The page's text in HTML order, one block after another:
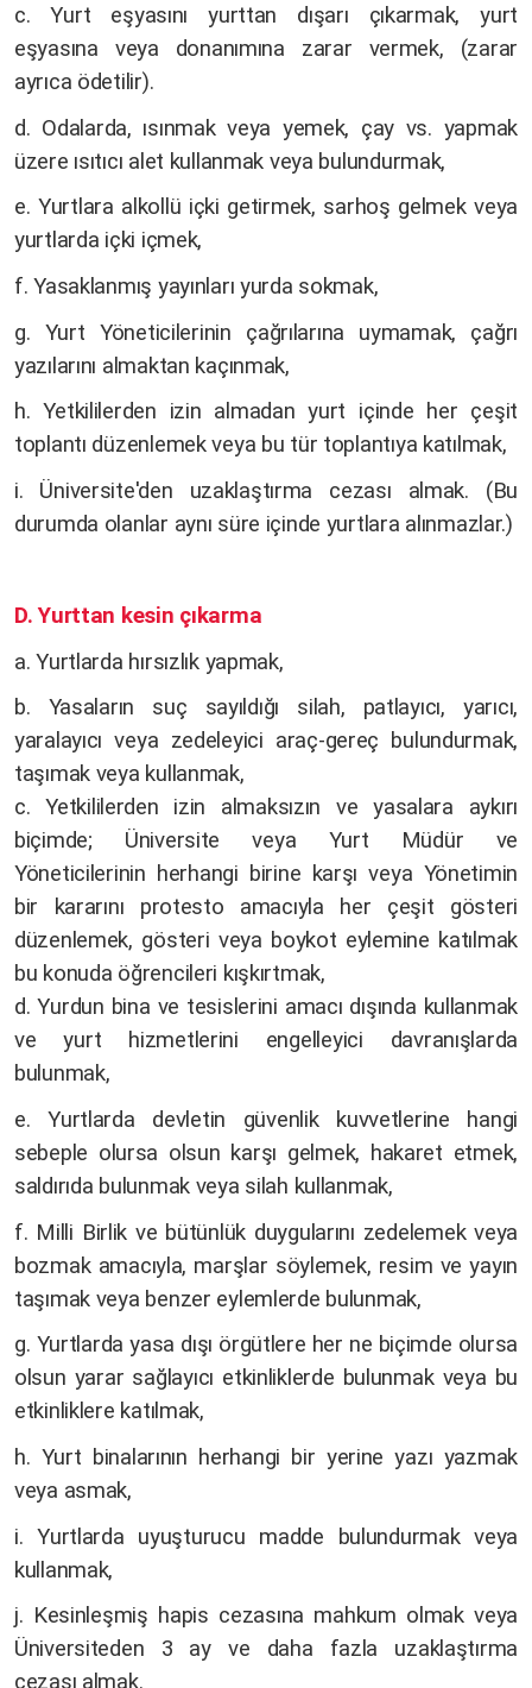
c. Yurt eşyasını yurttan dışarı çıkarmak, yurt
eşyasına veya donanımına zarar vermek, (zarar
ayrıca ödetilir).
d. Odalarda, ısınmak veya yemek, çay vs. yapmak
üzere ısıtıcı alet kullanmak veya bulundurmak,
e. Yurtlara alkollü içki getirmek, sarhoş gelmek veya
yurtlarda içki içmek,
f. Yasaklanmış yayınları yurda sokmak,
g. Yurt Yöneticilerinin çağrılarına uymamak, çağrı
yazılarını almaktan kaçınmak,
h. Yetkililerden izin almadan yurt içinde her çeşit
toplantı düzenlemek veya bu tür toplantıya katılmak,
i. Üniversite'den uzaklaştırma cezası almak. (Bu
durumda olanlar aynı süre içinde yurtlara alınmazlar.)
D. Yurttan kesin çıkarma
a. Yurtlarda hırsızlık yapmak,
b. Yasaların suç sayıldığı silah, patlayıcı, yarıcı,
yaralayıcı veya zedeleyici araç-gereç bulundurmak,
taşımak veya kullanmak,
c. Yetkililerden izin almaksızın ve yasalara aykırı
biçimde; Üniversite veya Yurt Müdür ve
Yöneticilerinin herhangi birine karşı veya Yönetimin
bir kararını protesto amacıyla her çeşit gösteri
düzenlemek, gösteri veya boykot eylemine katılmak
bu konuda öğrencileri kışkırtmak,
d. Yurdun bina ve tesislerini amacı dışında kullanmak
ve yurt hizmetlerini engelleyici davranışlarda
bulunmak,
e. Yurtlarda devletin güvenlik kuvvetlerine hangi
sebeple olursa olsun karşı gelmek, hakaret etmek,
saldırıda bulunmak veya silah kullanmak,
f. Milli Birlik ve bütünlük duygularını zedelemek veya
bozmak amacıyla, marşlar söylemek, resim ve yayın
taşımak veya benzer eylemlerde bulunmak,
g. Yurtlarda yasa dışı örgütlere her ne biçimde olursa
olsun yarar sağlayıcı etkinliklerde bulunmak veya bu
etkinliklere katılmak,
h. Yurt binalarının herhangi bir yerine yazı yazmak
veya asmak,
i. Yurtlarda uyuşturucu madde bulundurmak veya
kullanmak,
j. Kesinleşmiş hapis cezasına mahkum olmak veya
Üniversiteden 3 ay ve daha fazla uzaklaştırma
cezası almak.